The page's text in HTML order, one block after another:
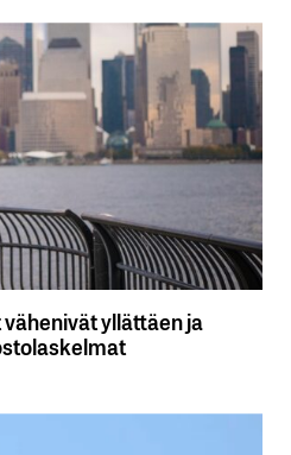
yllättäen ja